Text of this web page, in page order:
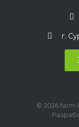
г.
© 2026